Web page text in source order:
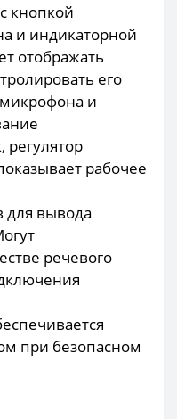
кнопкой
и индикаторной
отображать
его
и
рабочее
для вывода
речевого
при безопасном